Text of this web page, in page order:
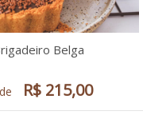
Belga
R$ 215,00